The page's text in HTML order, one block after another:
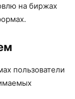
на биржах
пользователи